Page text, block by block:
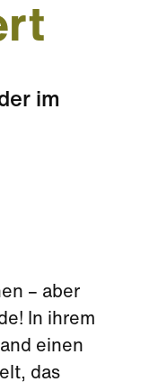
im
– aber
In ihrem
einen
das